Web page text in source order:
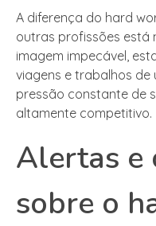
A diferença do hard
outras profissões está
imagem impecável,
viagens e trabalhos de
pressão constante de
altamente competitivo.
Alertas e
sobre o